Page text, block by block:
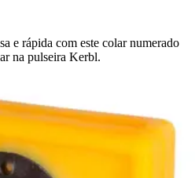
e rápida com este colar numerado
na pulseira Kerbl.